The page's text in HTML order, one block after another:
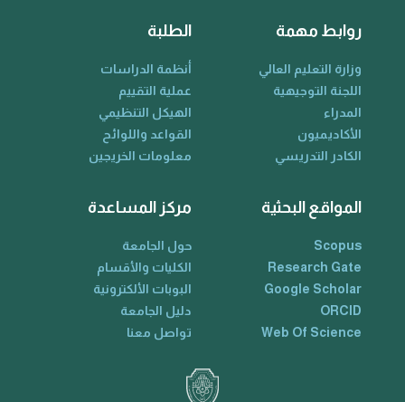
روابط مهمة
وزارة التعليم العالي
اللجنة التوجيهية
المدراء
الأكاديميون
الكادر التدريسي
الطلبة
أنظمة الدراسات
عملية التقييم
الهيكل التنظيمي
القواعد واللوائح
معلومات الخريجين
المواقع البحثية
Scopus
Research Gate
Google Scholar
ORCID
Web Of Science
مركز المساعدة
حول الجامعة
الكليات والأقسام
البوبات الألكترونية
دليل الجامعة
تواصل معنا